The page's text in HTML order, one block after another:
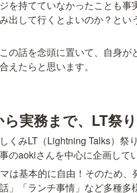
を持てていなかったことも
出して行くとよいのか？と
の話を念頭に置いて、自身
えたらと思います。
ら実務まで、LT祭
くみLT（Lightning Talks）祭
のaokiさんを中心に企画して
は基本的に自由！そのため
」「ランチ事情」など多種多